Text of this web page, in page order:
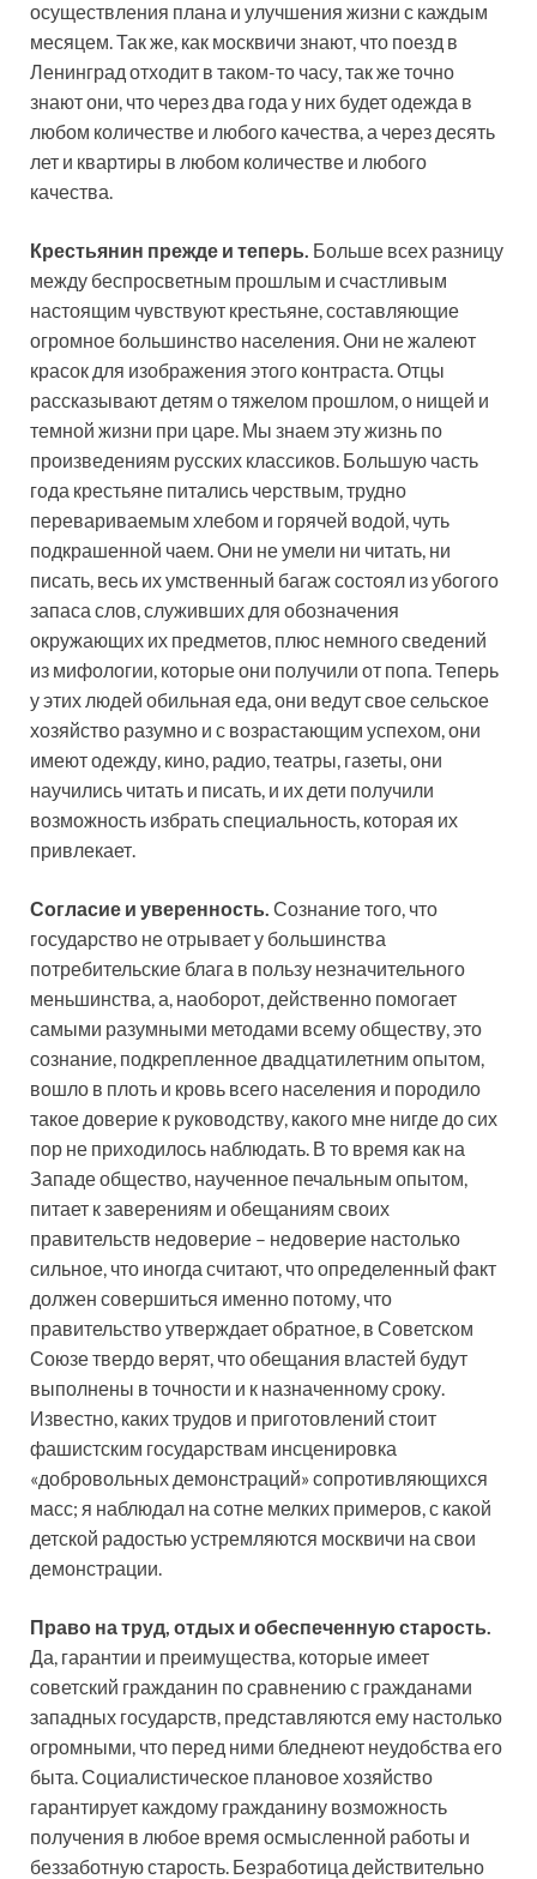
осуществления плана и улучшения жизни с каждым
месяцем. Так же, как москвичи знают, что поезд в
Ленинград отходит в таком-то часу, так же точно
знают они, что через два года у них будет одежда в
любом количестве и любого качества, а через десять
лет и квартиры в любом количестве и любого
качества.
Крестьянин прежде и теперь. Больше всех разницу
между беспросветным прошлым и счастливым
настоящим чувствуют крестьяне, составляющие
огромное большинство населения. Они не жалеют
красок для изображения этого контраста. Отцы
рассказывают детям о тяжелом прошлом, о нищей и
темной жизни при царе. Мы знаем эту жизнь по
произведениям русских классиков. Большую часть
года крестьяне питались черствым, трудно
перевариваемым хлебом и горячей водой, чуть
подкрашенной чаем. Они не умели ни читать, ни
писать, весь их умственный багаж состоял из убогого
запаса слов, служивших для обозначения
окружающих их предметов, плюс немного сведений
из мифологии, которые они получили от попа. Теперь
у этих людей обильная еда, они ведут свое сельское
хозяйство разумно и с возрастающим успехом, они
имеют одежду, кино, радио, театры, газеты, они
научились читать и писать, и их дети получили
возможность избрать специальность, которая их
привлекает.
Согласие и уверенность. Сознание того, что
государство не отрывает у большинства
потребительские блага в пользу незначительного
меньшинства, а, наоборот, действенно помогает
самыми разумными методами всему обществу, это
сознание, подкрепленное двадцатилетним опытом,
вошло в плоть и кровь всего населения и породило
такое доверие к руководству, какого мне нигде до сих
пор не приходилось наблюдать. В то время как на
Западе общество, наученное печальным опытом,
питает к заверениям и обещаниям своих
правительств недоверие – недоверие настолько
сильное, что иногда считают, что определенный факт
должен совершиться именно потому, что
правительство утверждает обратное, в Советском
Союзе твердо верят, что обещания властей будут
выполнены в точности и к назначенному сроку.
Известно, каких трудов и приготовлений стоит
фашистским государствам инсценировка
«добровольных демонстраций» сопротивляющихся
масс; я наблюдал на сотне мелких примеров, с какой
детской радостью устремляются москвичи на свои
демонстрации.
Право на труд, отдых и обеспеченную старость.
Да, гарантии и преимущества, которые имеет
советский гражданин по сравнению с гражданами
западных государств, представляются ему настолько
огромными, что перед ними бледнеют неудобства его
быта. Социалистическое плановое хозяйство
гарантирует каждому гражданину возможность
получения в любое время осмысленной работы и
беззаботную старость. Безработица действительно